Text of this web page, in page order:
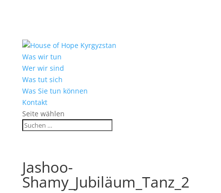
Was wir tun
Wer wir sind
Was tut sich
Was Sie tun können
Kontakt
Seite wählen
Jashoo-
Shamy_Jubiläum_Tanz_2